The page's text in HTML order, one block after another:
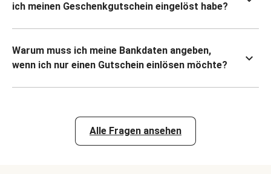
ich meinen Geschenkgutschein eingelöst habe?
Warum muss ich meine Bankdaten angeben,
wenn ich nur einen Gutschein einlösen möchte?
Alle Fragen ansehen